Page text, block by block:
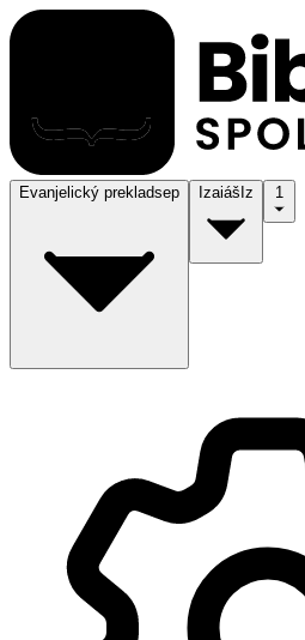
Evanjelický prekladsep Izaiáš Iz